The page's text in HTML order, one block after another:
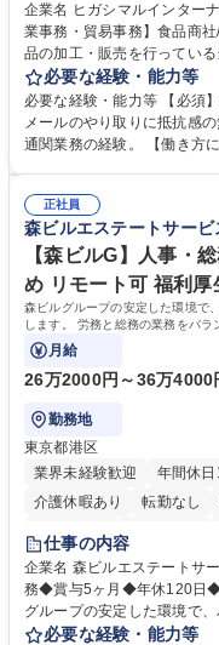
企業名 ヒガシマルインターナショナル株式
業事務・貿易事務】食品商社/残業
品の加工・販売を行ってい
します。営業社員のサポー
調整まで幅広く対応し、当社事
業務、請求書発行 ■海外工
の確認・作成 ■配送手配 ■通
ルプロデュースしているた
す。 募集職種 東京都中央区【営業事務・貿易事務】食品商社/残業少なめ/
リモート等相談可
必要な経験・能力等
必要な経験・能力等 【必須
メールのやり取りに抵抗感
通関業務の経験。 【働き方について】所定労働時間は7時間と短めで、残
の強み】1991年の設立以来
ズに沿った冷凍水産物等の
自社工場と海外拠点の強固
みです。 学歴・資格
正社員
森ビルエステートサービ
【森ビルG】人事・
め リモート可 福利
森ビルグループの安定した環境で
します。 労務と総務の業務をバラ
にも挑戦できる、やりがいある環
月給
26万2000円～36万4000
勤務地
東京都港区
業界未経験歓迎
年間休
介護休暇あり
転勤なし
経験者歓迎
完全週休2日制
交通費支
仕事の内容
企業名 森ビルエステートサービス株式会社 求
務◆賞与5ヶ月◆年休120日◆残業少な
グループの安定した環境で
をお任せします。 労務と総
必要な経験・能力等